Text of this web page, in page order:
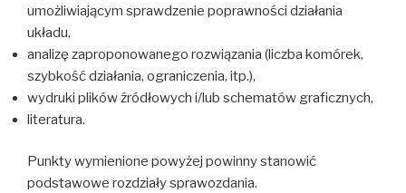
umożliwiającym sprawdzenie poprawności działania
układu,
analizę zaproponowanego rozwiązania (liczba komórek,
szybkość działania, ograniczenia, itp.),
wydruki plików źródłowych i/lub schematów graficznych,
literatura.
Punkty wymienione powyżej powinny stanowić
podstawowe rozdziały sprawozdania.